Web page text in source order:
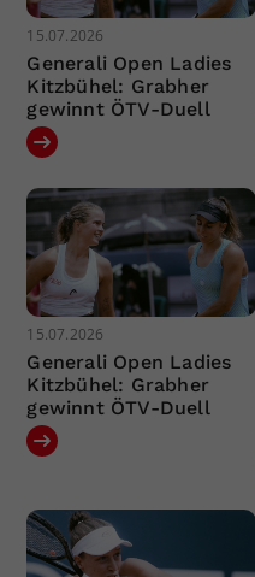
15.07.2026
Generali Open Ladies
Kitzbühel: Grabher
gewinnt ÖTV-Duell
15.07.2026
Generali Open Ladies
Kitzbühel: Grabher
gewinnt ÖTV-Duell